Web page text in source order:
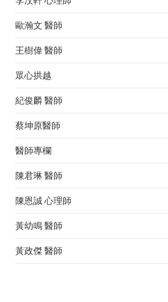
歐瀚文 醫師
王樹偉 醫師
眾心拱越
紀俊麟 醫師
蔡坤原醫師
醫師專欄
陳君琳 醫師
陳恩誠 心理師
黃幼鳴 醫師
黃政傑 醫師